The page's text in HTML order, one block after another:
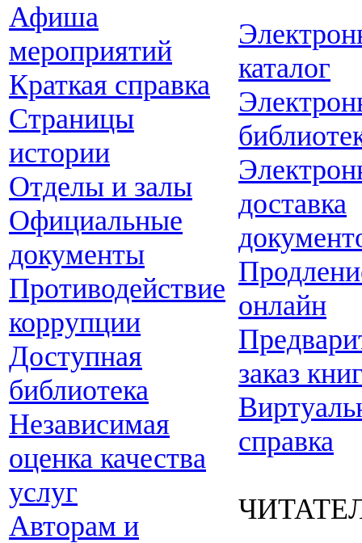
Афиша
мероприятий
Краткая справка
Страницы
истории
Отделы и залы
Официальные
документы
Противодействие
коррупции
Доступная
библиотека
Независимая
оценка качества
услуг
Авторам и
каталог
доставка
онлайн
заказ
справка